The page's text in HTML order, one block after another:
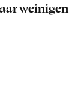
weinigen